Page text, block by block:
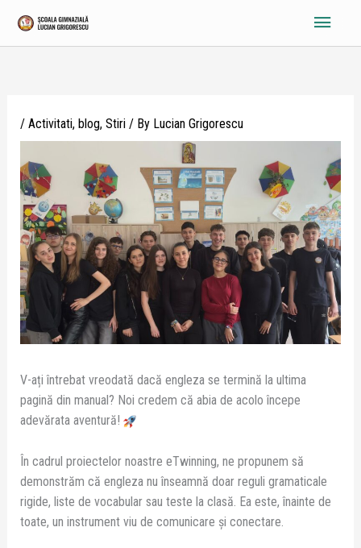
content
Main
/ Activitati, blog, Stiri/ By Lucian Grigorescu
V-ați întrebat vreodată dacă engleza se termină la ultima
pagină din manual? Noi credem că abia de acolo începe
adevărata aventură!
În cadrul proiectelor noastre eTwinning, ne propunem să
demonstrăm că engleza nu înseamnă doar reguli gramaticale
rigide, liste de vocabular sau teste la clasă. Ea este, înainte de
toate, un instrument viu de comunicare și conectare.